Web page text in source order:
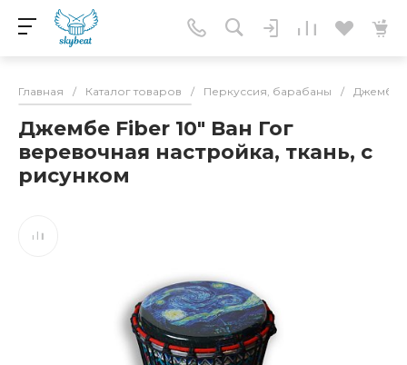
Главная / Каталог товаров / Перкуссия, барабаны / Джембе
Джембе Fiber 10" Ван Гог
веревочная настройка, ткань, с
рисунком